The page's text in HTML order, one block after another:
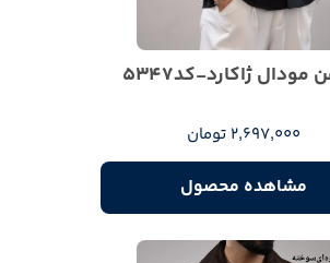
مودال ژاکارد-کد5347
2,697,000 تومان
مشاهده محصول